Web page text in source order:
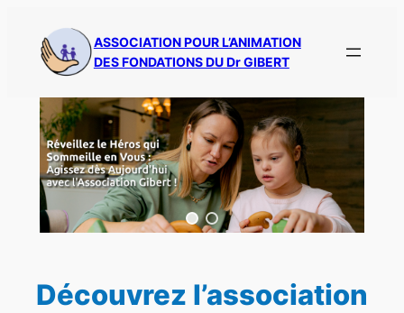
contenu
ASSOCIATION POUR L’ANIMATION
DES FONDATIONS DU Dr GIBERT
Découvrez l’association